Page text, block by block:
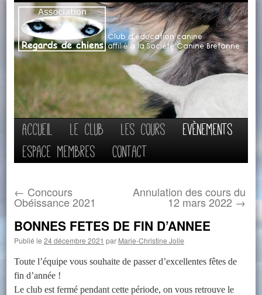
Aller
au
Accueil Le club Les cours
Evènements
Espace membres
Contact
← Concours
Obéissance 2021
Annulation des cours du
12 mars 2022 →
BONNES FETES DE FIN D’ANNEE
Publié le 24 décembre 2021 par Marie-Christine Jolle
Toute l’équipe vous souhaite de passer d’excellentes fêtes de
fin d’année !
Le club est fermé pendant cette période, on vous retrouve le